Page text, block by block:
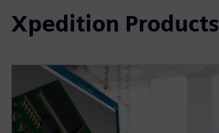
Xpedition Products